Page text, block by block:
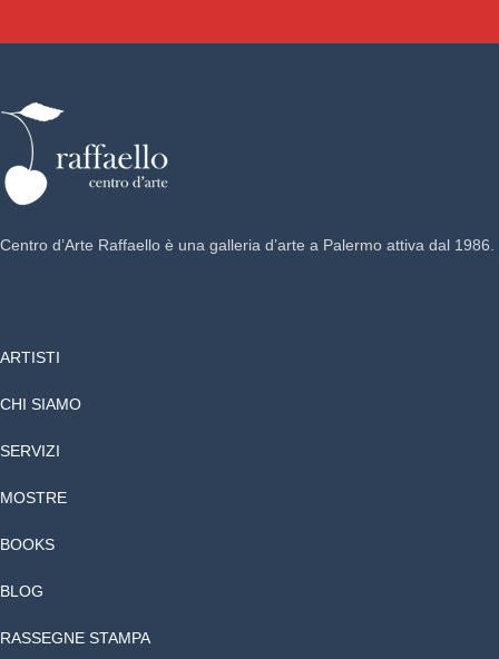
Centro d’Arte Raffaello è una galleria d’arte a Palermo attiva dal 1986.
ARTISTI
CHI SIAMO
SERVIZI
MOSTRE
BOOKS
BLOG
RASSEGNE STAMPA